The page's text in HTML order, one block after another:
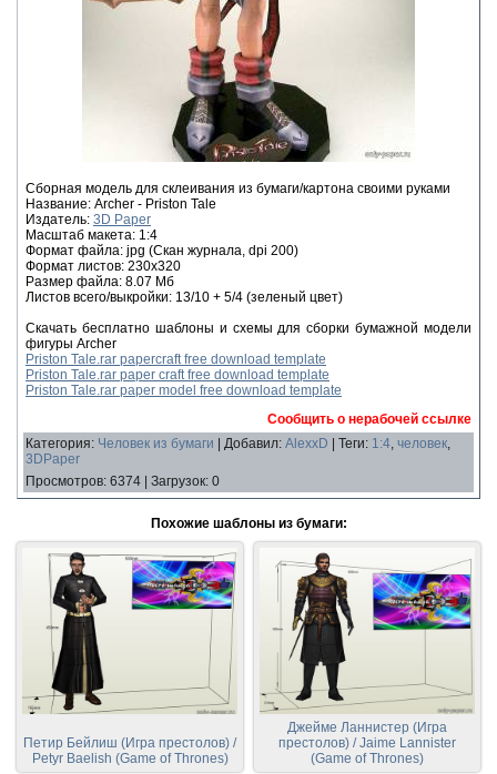
Сборная модель для склеивания из бумаги/картона своими руками
Название: Archer - Priston Tale
Издатель: 3D Paper
Масштаб макета: 1:4
Формат файла: jpg (Скан журнала, dpi 200)
Формат листов: 230x320
Размер файла: 8.07 Мб
Листов всего/выкройки: 13/10 + 5/4 (зеленый цвет)
Скачать бесплатно шаблоны и схемы для сборки бумажной модели
фигуры Archer
Priston Tale.rar papercraft free download template
Priston Tale.rar paper craft free download template
Priston Tale.rar paper model free download template
Сообщить о нерабочей ссылке
Категория: Человек из бумаги Добавил: AlexxD Теги: 1:4, человек,
3DPaper
Просмотров: 6374 Загрузок: 0
Похожие шаблоны из бумаги:
Петир Бейлиш (Игра престолов) /
Petyr Baelish (Game of Thrones)
Джейме Ланнистер (Игра
престолов) / Jaime Lannister
(Game of Thrones)